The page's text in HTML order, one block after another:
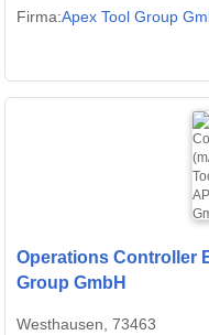
Firma:Apex Tool Group
Operations Controller
Group GmbH
Westhausen, 73463